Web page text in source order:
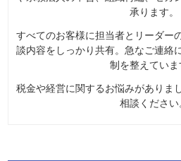
承ります。
すべてのお客様に担当者とリーダー
談内容をしっかり共有。急なご連絡
制を整えていま
税金や経営に関するお悩みがありま
相談ください。